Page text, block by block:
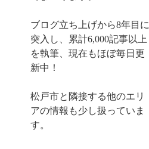
ブログ立ち上げから8年目に
突入し、累計6,000記事以上
を執筆、現在もほぼ毎日更
新中！
松戸市と隣接する他のエリ
アの情報も少し扱っていま
す。